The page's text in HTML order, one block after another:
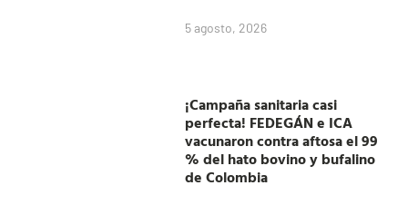
5 agosto, 2026
¡Campaña sanitaria casi
perfecta! FEDEGÁN e ICA
vacunaron contra aftosa el 99
% del hato bovino y bufalino
de Colombia